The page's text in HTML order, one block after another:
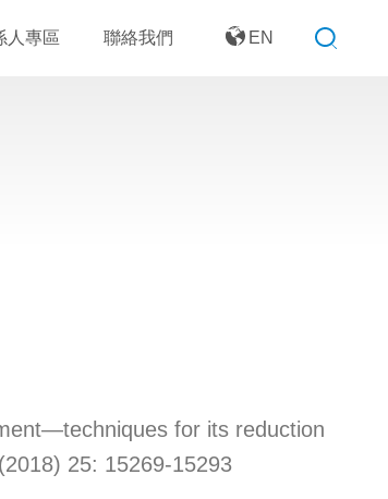
人專區 聯絡我們 EN
for its reduction
25: 15269-15293